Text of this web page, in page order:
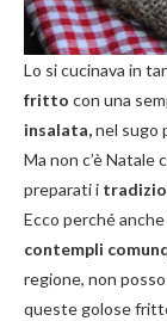
Lo si cucinava in
fritto con una
insalata,nel sugo
Ma non c’è Natale
preparati i
Ecco perché
contempli
regione, non
queste golose